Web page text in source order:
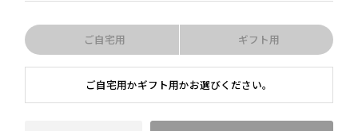
ご自宅用 ギフト用
ご自宅用かギフト用かお選びください。